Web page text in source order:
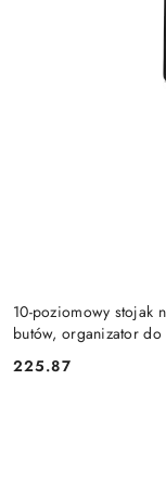
10-poziomowy stojak
butów, organizator
Cena:
225.87